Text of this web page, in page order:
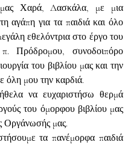
μας Χαρά, Δασκάλα, με μια
αγάπη για τα παιδιά και όλο
εθελόντρια στο έργο του
Πρόδρομου, συνοδοιπόρο
του βιβλίου μας και την
όλη μου την καρδιά.
να ευχαριστήσω θερμά
του όμορφου βιβλίου μας
Οργάνωσής μας.
τα πανέμορφα παιδιά